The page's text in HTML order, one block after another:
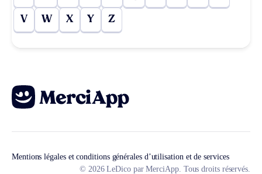
V W X Y Z
Mentions légales et conditions générales d’utilisation et de services
© 2026 LeDico par MerciApp. Tous droits réservés.